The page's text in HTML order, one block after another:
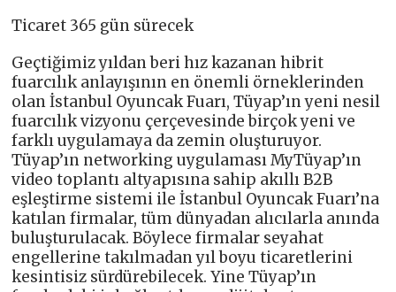
Ticaret 365 gün sürecek
Geçtiğimiz yıldan beri hız kazanan hibrit
fuarcılık anlayışının en önemli örneklerinden
olan İstanbul Oyuncak Fuarı, Tüyap’ın yeni nesil
fuarcılık vizyonu çerçevesinde birçok yeni ve
farklı uygulamaya da zemin oluşturuyor.
Tüyap’ın networking uygulaması MyTüyap’ın
video toplantı altyapısına sahip akıllı B2B
eşleştirme sistemi ile İstanbul Oyuncak Fuarı’na
katılan firmalar, tüm dünyadan alıcılarla anında
buluşturulacak. Böylece firmalar seyahat
engellerine takılmadan yıl boyu ticaretlerini
kesintisiz sürdürebilecek. Yine Tüyap’ın